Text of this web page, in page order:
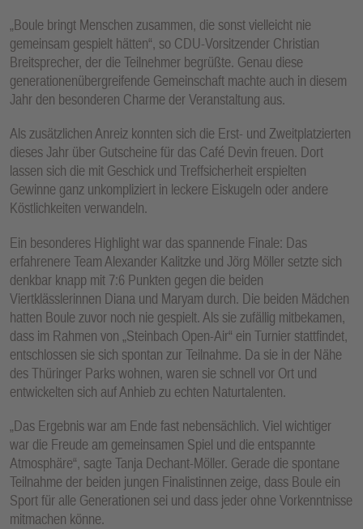
„Boule bringt Menschen zusammen, die sonst vielleicht nie
gemeinsam gespielt hätten“, so CDU-Vorsitzender Christian
Breitsprecher, der die Teilnehmer begrüßte. Genau diese
generationenübergreifende Gemeinschaft machte auch in diesem
Jahr den besonderen Charme der Veranstaltung aus.
Als zusätzlichen Anreiz konnten sich die Erst- und Zweitplatzierten
dieses Jahr über Gutscheine für das Café Devin freuen. Dort
lassen sich die mit Geschick und Treffsicherheit erspielten
Gewinne ganz unkompliziert in leckere Eiskugeln oder andere
Köstlichkeiten verwandeln.
Ein besonderes Highlight war das spannende Finale: Das
erfahrenere Team Alexander Kalitzke und Jörg Möller setzte sich
denkbar knapp mit 7:6 Punkten gegen die beiden
Viertklässlerinnen Diana und Maryam durch. Die beiden Mädchen
hatten Boule zuvor noch nie gespielt. Als sie zufällig mitbekamen,
dass im Rahmen von „Steinbach Open-Air“ ein Turnier stattfindet,
entschlossen sie sich spontan zur Teilnahme. Da sie in der Nähe
des Thüringer Parks wohnen, waren sie schnell vor Ort und
entwickelten sich auf Anhieb zu echten Naturtalenten.
„Das Ergebnis war am Ende fast nebensächlich. Viel wichtiger
war die Freude am gemeinsamen Spiel und die entspannte
Atmosphäre“, sagte Tanja Dechant-Möller. Gerade die spontane
Teilnahme der beiden jungen Finalistinnen zeige, dass Boule ein
Sport für alle Generationen sei und dass jeder ohne Vorkenntnisse
mitmachen könne.